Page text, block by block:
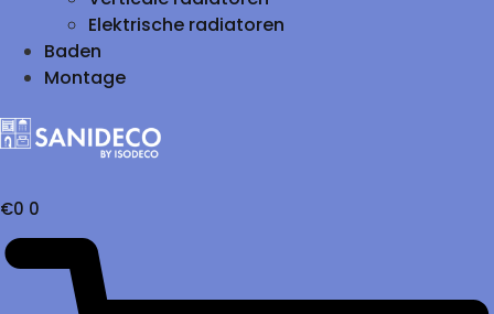
Elektrische radiatoren
Baden
Montage
€0 0